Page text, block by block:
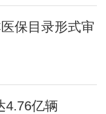
保目录形式审
4.76亿辆